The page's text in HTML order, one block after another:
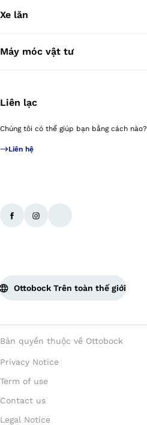
Xe lăn
Máy móc vật tư
Liên lạc
Chúng tôi có thể giúp bạn bằng cách nào?
Liên hệ
Ottobock Trên toàn thế giới
Bản quyền thuộc về Ottobock
Privacy Notice
Term of use
Contact us
Legal Notice